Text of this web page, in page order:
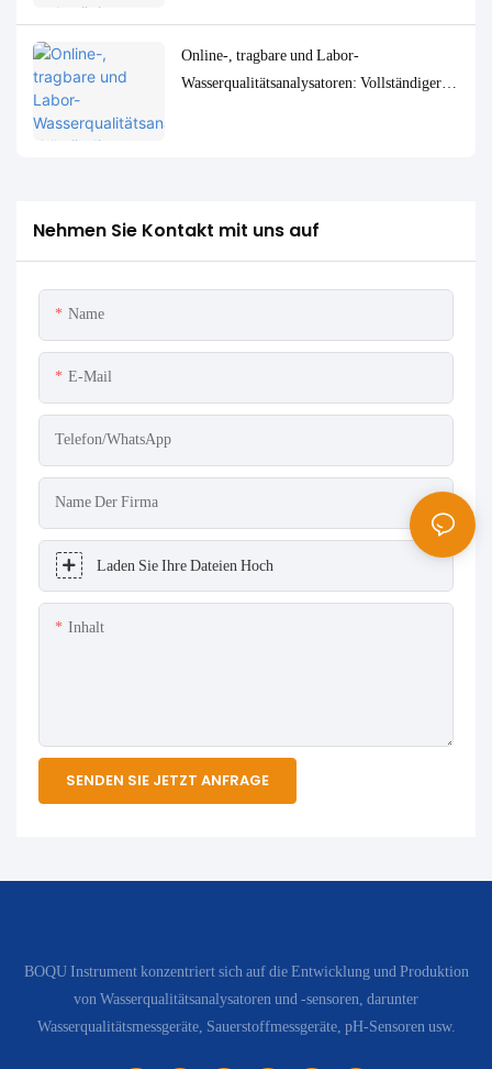
Online-, tragbare und Labor-
Wasserqualitätsanalysatoren: Vollständiger
Nehmen Sie Kontakt mit uns auf
Name
E-Mail
Telefon/WhatsApp
Name Der Firma
Laden Sie Ihre Dateien Hoch
Inhalt
SENDEN SIE JETZT ANFRAGE
BOQU Instrument konzentriert sich auf die Entwicklung und Produktion
von Wasserqualitätsanalysatoren und -sensoren, darunter
Wasserqualitätsmessgeräte, Sauerstoffmessgeräte, pH-Sensoren usw.